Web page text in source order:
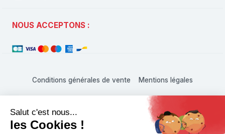
NOUS ACCEPTONS :
Conditions générales de vente Mentions légales